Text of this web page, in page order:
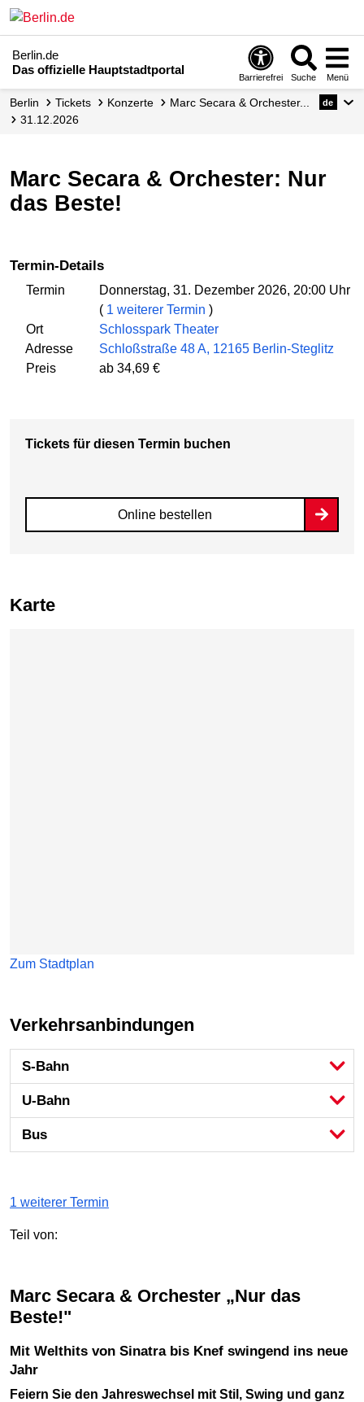
Berlin.de
Das offizielle Hauptstadtportal
Barrierefrei Suche Menü
Berlin Tickets Konzerte
Marc Secara & Orchester...
31.12.2026
de
Marc Secara & Orchester: Nur
das Beste!
Termin-Details
Termin
Donnerstag, 31. Dezember 2026, 20:00 Uhr
( 1 weiterer Termin )
Ort
Schlosspark Theater
Adresse
Schloßstraße 48 A, 12165 Berlin-Steglitz
Preis
ab 34,69 €
Tickets für diesen Termin buchen
Online bestellen
Karte
Zum Stadtplan
Verkehrsanbindungen
S-Bahn
U-Bahn
Bus
1 weiterer Termin
Teil von:
Marc Secara & Orchester „Nur das
Beste!"
Mit Welthits von Sinatra bis Knef swingend ins neue
Jahr
Feiern Sie den Jahreswechsel mit Stil, Swing und ganz